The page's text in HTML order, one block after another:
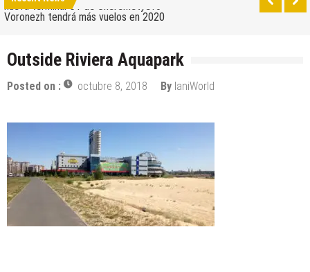
nueva terminal C1 de Sheremetyevo
Voronezh tendrá más vuelos en 2020
Saratov tiene su nuevo aeropuerto
Wizz Air expande su base de Skopje y agrega
Tour de Francia 2019: mucha montaña, homenaje a
Eddy Merckx y la ausencia de Chris Froome
Bulgaria y Turquía compiten por albergar la nueva
planta industrial de Volkswagen
¿Cuántas ciudades rusas pueden caber en el
territorio de Moscú al comparar su población?
Outside Riviera Aquapark
Posted on : octubre 8, 2018 By IaniWorld